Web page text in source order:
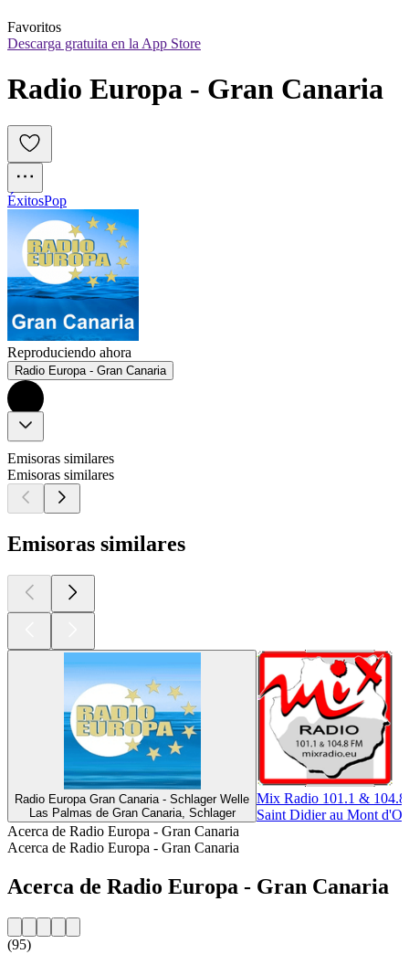
Favoritos
Descarga gratuita en la App Store
Radio Europa - Gran Canaria
ÉxitosPop
Reproduciendo ahora
Radio Europa - Gran Canaria
Emisoras similares
Emisoras similares
Emisoras similares
Radio Europa Gran Canaria - Schlager Welle
Las Palmas de Gran Canaria, Schlager
Mix Radio 101.1 &
Saint Didier au Mont
Acerca de Radio Europa - Gran Canaria
Acerca de Radio Europa - Gran Canaria
Acerca de Radio Europa - Gran Canaria
(95)